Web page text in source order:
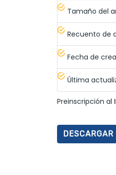
Tamaño del
Recuento de
Fecha de
Última
Preinscripción al
DESCARGAR